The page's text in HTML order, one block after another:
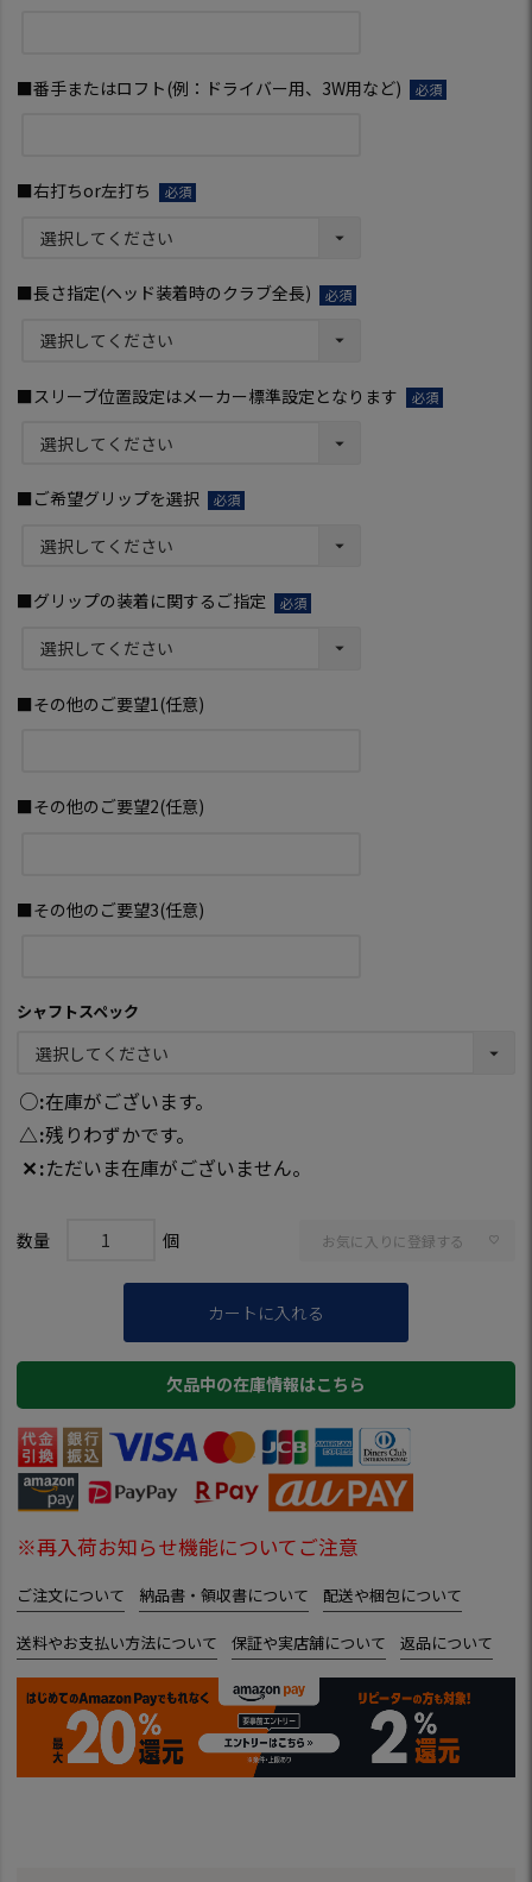
■番手またはロフト(例：ドライバー用、3W用など)
■右打ちor左打ち
須)
■長さ指定(ヘッド装着時のクラブ全長)
須)
■スリーブ位置設定はメーカー標準設定となります
■ご希望グリップを選択
■グリップの装着に関するご指定
■その他のご要望1(任意)
■その他のご要望2(任意)
■その他のご要望3(任意)
シャフトスペック
○ 在庫がございます。
△ 残りわずかです。
✕ ただいま在庫がございません。
お気に入りに登録する
カートに入れる
欠品中の在庫情報はこちら
※再入荷お知らせ機能についてご注意
ご注文について 納品書・領収書について 配送や梱包について
送料やお支払い方法について 保証や実店舗について 返品について